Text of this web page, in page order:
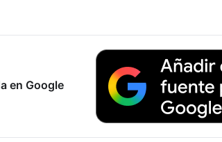
en Google